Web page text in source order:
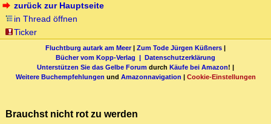
zurück zur Hauptseite
in Thread öffnen
Ticker
Fluchtburg autark am Meer| Zum Tode Jürgen Küßners |
Bücher vom Kopp-Verlag | Datenschutzerklärung
Unterstützen Sie das Gelbe Forum durch Käufe bei Amazon! |
Weitere Buchempfehlungen und Amazonnavigation | Cookie-Einstellungen
Brauchst nicht rot zu werden